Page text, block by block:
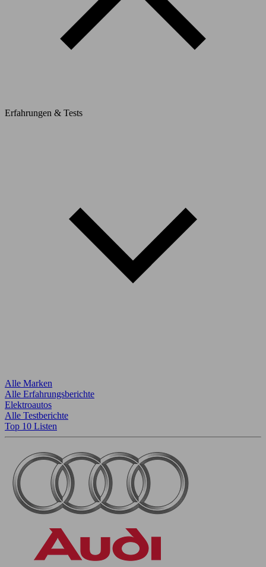
Erfahrungen & Tests
Alle Marken
Alle Erfahrungsberichte
Elektroautos
Alle Testberichte
Top 10 Listen